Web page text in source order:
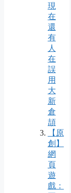
現
在
還
有
人
在
誤
用
大
新
倉
頡
【原
創】
網
頁
遊
戲：